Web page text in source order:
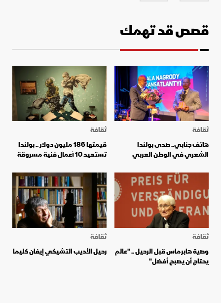
قصص قد تهمك
ثقافة
هاتف جنابي.. صدى بولندا
الشعري في الوطن العربي
ثقافة
قيمتها 186 مليون دولار .. بولندا
تستعيد 10 أعمال فنية مسروقة
ثقافة
وصية هابرماس قبل الرحيل .. "عالم
يحتاج أن يصبح أفضل"
ثقافة
رحيل الأديب التشيكي إيفان كليما